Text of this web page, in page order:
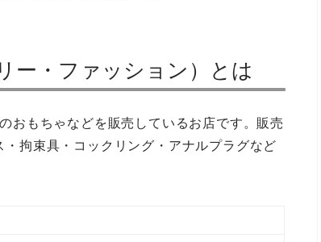
ー・ファッション）とは
おもちゃなどを販売しているお店です。販売
拘束具・コックリング・アナルプラグなど